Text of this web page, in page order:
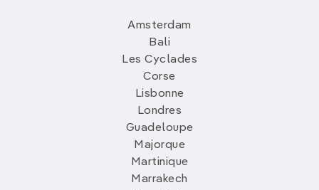
Amsterdam
Bali
Les Cyclades
Corse
Lisbonne
Londres
Guadeloupe
Majorque
Martinique
Marrakech